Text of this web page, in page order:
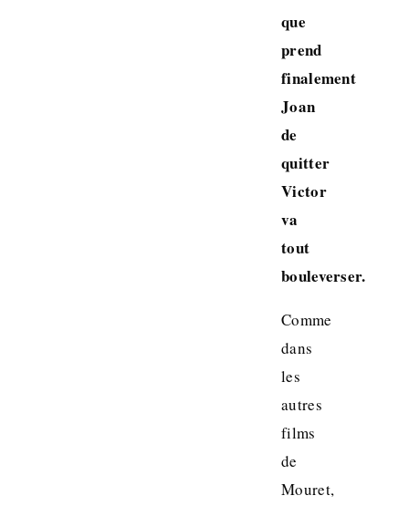
que
prend
finalement
Joan
de
quitter
Victor
va
tout
bouleverser.
Comme
dans
les
autres
films
de
Mouret,